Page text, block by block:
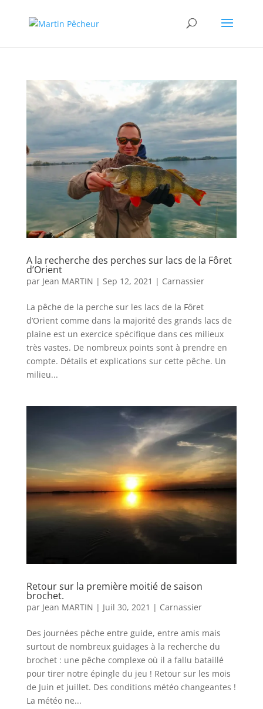
A la recherche des perches sur lacs de la Fôret
d’Orient
par Jean MARTIN | Sep 12, 2021 | Carnassier
La pêche de la perche sur les lacs de la Fôret
d’Orient comme dans la majorité des grands lacs de
plaine est un exercice spécifique dans ces milieux
très vastes. De nombreux points sont à prendre en
compte. Détails et explications sur cette pêche. Un
milieu...
Retour sur la première moitié de saison
brochet.
par Jean MARTIN | Juil 30, 2021 | Carnassier
Des journées pêche entre guide, entre amis mais
surtout de nombreux guidages à la recherche du
brochet : une pêche complexe où il a fallu bataillé
pour tirer notre épingle du jeu ! Retour sur les mois
de Juin et juillet. Des conditions météo changeantes !
La météo ne...